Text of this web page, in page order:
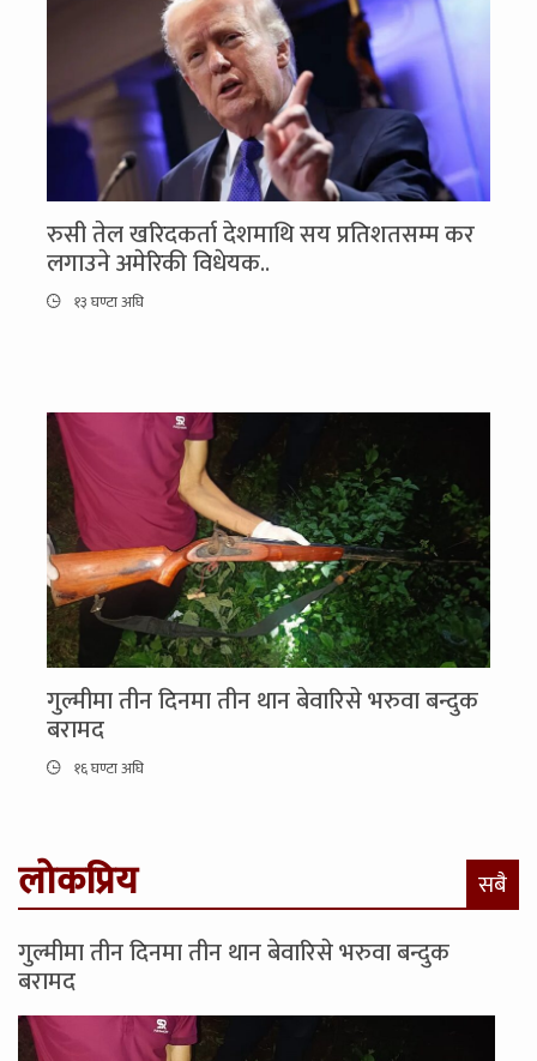
रुसी तेल खरिदकर्ता देशमाथि सय प्रतिशतसम्म कर
लगाउने अमेरिकी विधेयक..
१३ घण्टा अघि
गुल्मीमा तीन दिनमा तीन थान बेवारिसे भरुवा बन्दुक
बरामद
१६ घण्टा अघि
लोकप्रिय सबै
गुल्मीमा तीन दिनमा तीन थान बेवारिसे भरुवा बन्दुक
बरामद